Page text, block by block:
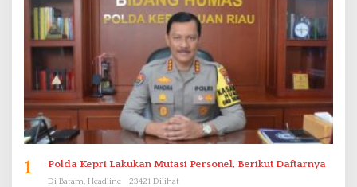
1 Polda Kepri Lakukan Mutasi Personel, Berikut Daftarnya
Di Batam, Headline 23421 Dilihat